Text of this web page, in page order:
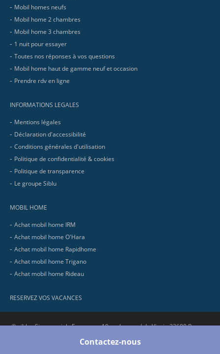
Contactez-nous
Mobil homes neufs
Mobil home 2 chambres
Mobil home 3 chambres
1 nuit pour essayer
Toutes nos réponses à vos questions
Mobil home haut de gamme neuf et occasion
Prendre rdv en ligne
INFORMATIONS LEGALES
Mentions légales
Déclaration d'accessibilité
Conditions générales d'utilisation
Politique de confidentialité & cookies
Politique de transparence
Le groupe Siblu
MOBIL HOME
Achat mobil home IRM
Achat mobil home O'Hara
Achat mobil home Rapidhome
Achat mobil home Trigano
Achat mobil home Rideau
RESERVEZ VOS VACANCES
© siblu . Siege social : Europarc - 10 av. Leonard de Vinci - 33600 Pessac.
No.